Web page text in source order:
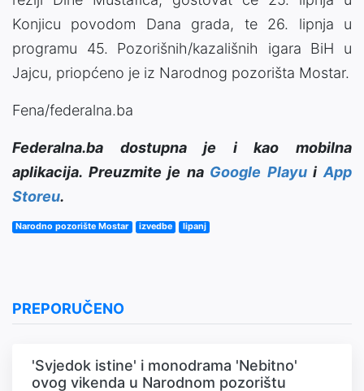
Konjicu povodom Dana grada, te 26. lipnja u
programu 45. Pozorišnih/kazališnih igara BiH u
Jajcu, priopćeno je iz Narodnog pozorišta Mostar.
Fena/federalna.ba
Federalna.ba dostupna je i kao mobilna
aplikacija. Preuzmite je na Google PlayuiApp
Storeu.
Narodno pozorište Mostar izvedbe lipanj
PREPORUČENO
'Svjedok istine' i monodrama 'Nebitno'
ovog vikenda u Narodnom pozorištu